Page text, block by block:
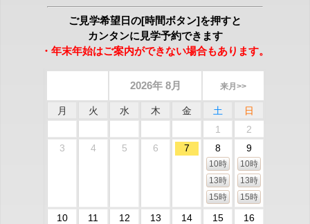
ご見学希望日の[時間ボタン]を押すと
カンタンに見学予約できます
・年末年始はご案内ができない場合もあります。
2026年 8月 来月>>
月 火 水 木 金 土
日
1
2
3
4 5 6 7 8
10時
13時
15時
9
10時
13時
15時
10 11 12 13 14 15 16